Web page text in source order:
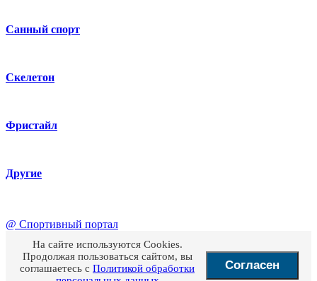
Санный спорт
Скелетон
Фристайл
Другие
@ Спортивный портал
На сайте используются Cookies.
Продолжая пользоваться сайтом, вы
соглашаетесь с Политикой обработки
Согласен